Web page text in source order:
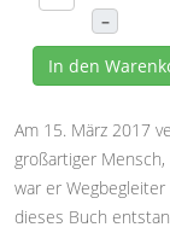
–
In den
Am 15. März 2017
großartiger Mensch,
war er
dieses Buch